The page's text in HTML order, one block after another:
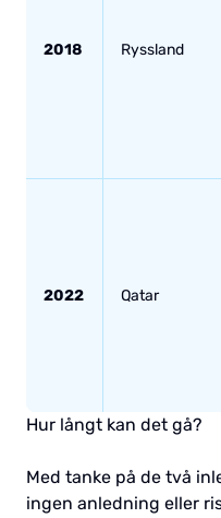
2018 Ryssland
2022 Qatar
Hur långt kan det gå?
Med tanke på de två
ingen anledning eller